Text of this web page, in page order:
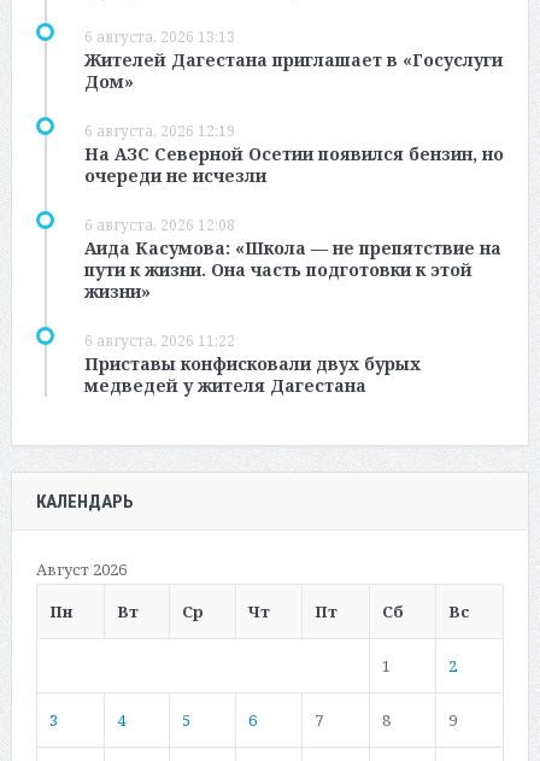
6 августа, 2026 13:13
Жителей Дагестана приглашает в «Госуслуги
Дом»
6 августа, 2026 12:19
На АЗС Северной Осетии появился бензин, но
очереди не исчезли
6 августа, 2026 12:08
Аида Касумова: «Школа — не препятствие на
пути к жизни. Она часть подготовки к этой
жизни»
6 августа, 2026 11:22
Приставы конфисковали двух бурых
медведей у жителя Дагестана
КАЛЕНДАРЬ
Август 2026
Пн
Вт Ср Чт Пт Сб Вс
1 2
3 4 5 6 7 8 9